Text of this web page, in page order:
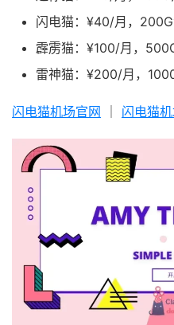
闪电猫：¥40/月，200G
霹雳猫：¥100/月，
雷神猫：¥200/月，
闪电猫机场官网 闪电猫机